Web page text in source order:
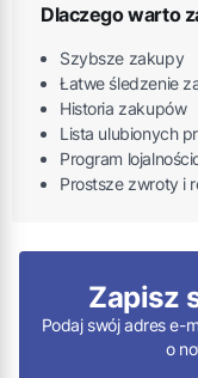
Dlaczego warto
Szybsze zakupy
Łatwe śledzenie
Historia zakupów
Lista ulubionych
Program
Prostsze zwroty i
Zapisz
Podaj swój adres e-
o